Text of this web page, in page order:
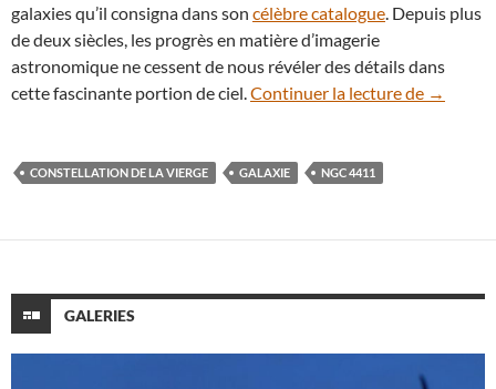
galaxies qu’il consigna dans son célèbre catalogue . Depuis plus
de deux siècles, les progrès en matière d’imagerie
astronomique ne cessent de nous révéler des détails dans
cette fascinante portion de ciel. Continuer la lecture de Dans la
→
CONSTELLATION DE LA VIERGE GALAXIE NGC 4411
GALERIES